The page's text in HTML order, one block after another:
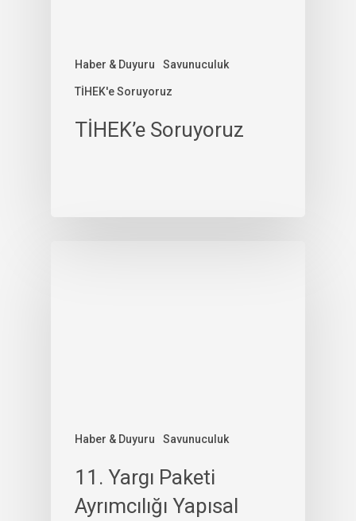
Haber & Duyuru Savunuculuk
TİHEK'e Soruyoruz
TİHEK’e Soruyoruz
Haber & Duyuru Savunuculuk
11. Yargı Paketi
Ayrımcılığı Yapısal